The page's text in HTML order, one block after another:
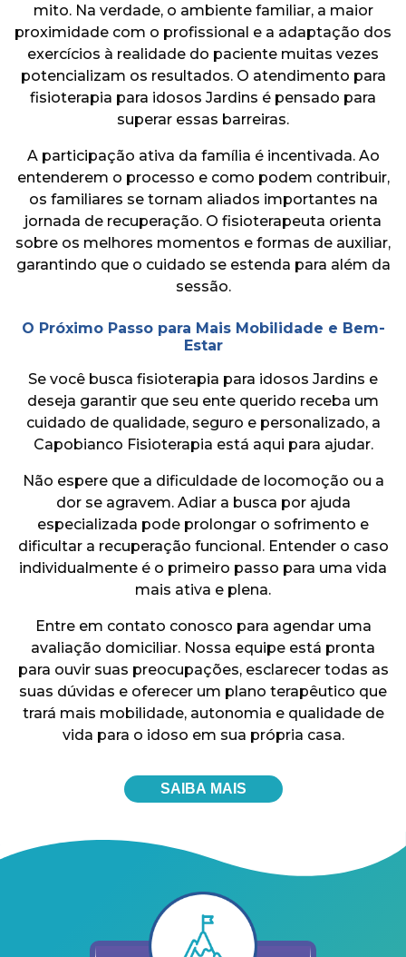
mito. Na verdade, o ambiente familiar, a maior
proximidade com o profissional e a adaptação dos
exercícios à realidade do paciente muitas vezes
potencializam os resultados. O atendimento para
fisioterapia para idosos Jardins é pensado para
superar essas barreiras.
A participação ativa da família é incentivada. Ao
entenderem o processo e como podem contribuir,
os familiares se tornam aliados importantes na
jornada de recuperação. O fisioterapeuta orienta
sobre os melhores momentos e formas de auxiliar,
garantindo que o cuidado se estenda para além da
sessão.
O Próximo Passo para Mais Mobilidade e Bem-
Estar
Se você busca fisioterapia para idosos Jardins e
deseja garantir que seu ente querido receba um
cuidado de qualidade, seguro e personalizado, a
Capobianco Fisioterapia está aqui para ajudar.
Não espere que a dificuldade de locomoção ou a
dor se agravem. Adiar a busca por ajuda
especializada pode prolongar o sofrimento e
dificultar a recuperação funcional. Entender o caso
individualmente é o primeiro passo para uma vida
mais ativa e plena.
Entre em contato conosco para agendar uma
avaliação domiciliar. Nossa equipe está pronta
para ouvir suas preocupações, esclarecer todas as
suas dúvidas e oferecer um plano terapêutico que
trará mais mobilidade, autonomia e qualidade de
vida para o idoso em sua própria casa.
SAIBA MAIS